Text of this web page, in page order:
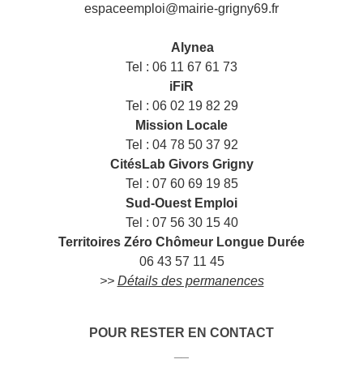
espaceemploi@mairie-grigny69.fr
Alynea
Tel : 06 11 67 61 73
iFiR
Tel : 06 02 19 82 29
Mission Locale
Tel : 04 78 50 37 92
CitésLab Givors Grigny
Tel : 07 60 69 19 85
Sud-Ouest Emploi
Tel : 07 56 30 15 40
Territoires Zéro Chômeur Longue Durée
06 43 57 11 45
>> Détails des permanences
POUR RESTER EN CONTACT